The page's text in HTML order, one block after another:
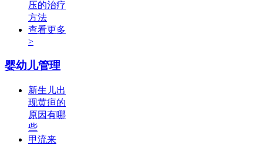
压的治疗
方法
查看更多
>
婴幼儿管理
新生儿出
现黄疸的
原因有哪
些
甲流来